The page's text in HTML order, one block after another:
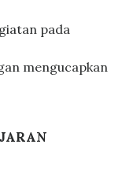
pada
mengucapkan